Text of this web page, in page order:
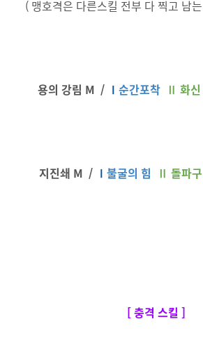
( 맹호격은 다른스킬 전부 다 찍고 남
용의 강림 M / Ⅰ 순간포착 Ⅱ 화
지진쇄 M / Ⅰ 불굴의 힘 Ⅱ 돌파구
[ 충격 스킬 ]